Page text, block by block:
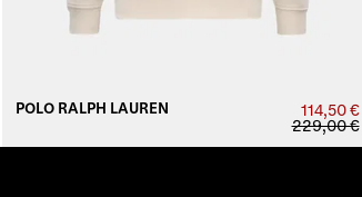
POLO RALPH LAUREN
114,50 €
229,00 €